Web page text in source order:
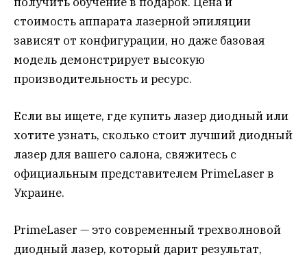
стоимость аппарата лазерной эпиляции
зависят от конфигурации, но даже базовая
модель демонстрирует высокую
производительность и ресурс.
Если вы ищете, где купить лазер диодный или
хотите узнать, сколько стоит лучший диодный
лазер для вашего салона, свяжитесь с
официальным представителем PrimeLaser в
Украине.
PrimeLaser — это современный трехволновой
диодный лазер, который дарит результат,